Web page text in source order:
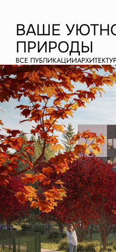
ВАШЕ
ПРИРОДЫ
ВСЕ ПУБЛИКАЦИИ